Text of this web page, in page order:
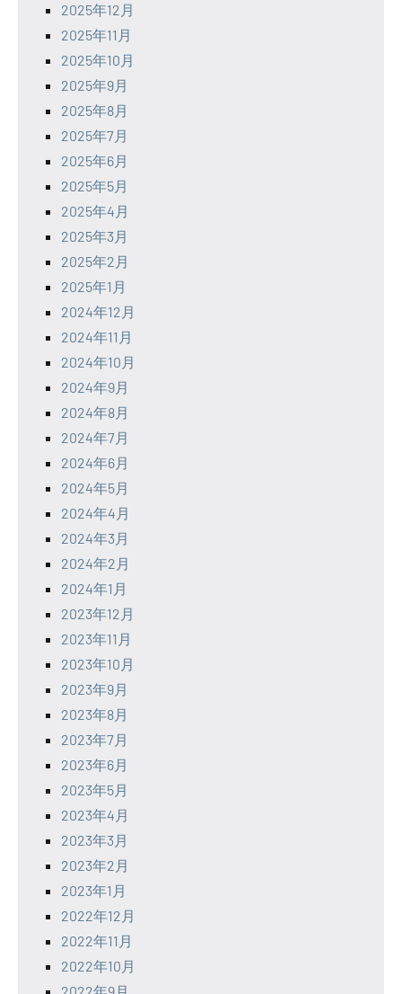
2025年12月
2025年11月
2025年10月
2025年9月
2025年8月
2025年7月
2025年6月
2025年5月
2025年4月
2025年3月
2025年2月
2025年1月
2024年12月
2024年11月
2024年10月
2024年9月
2024年8月
2024年7月
2024年6月
2024年5月
2024年4月
2024年3月
2024年2月
2024年1月
2023年12月
2023年11月
2023年10月
2023年9月
2023年8月
2023年7月
2023年6月
2023年5月
2023年4月
2023年3月
2023年2月
2023年1月
2022年12月
2022年11月
2022年10月